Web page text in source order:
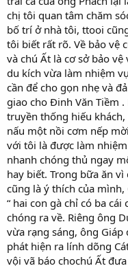
chị tôi quan tâm chăm
bố trí ở nhà tôi, ttooi
tôi biết rất rõ. Về bảo vệ
và chú Ất là cơ sở bảo
du kích vừa làm nhiệm
cần để cho gọn nhẹ và
giao cho Đinh Văn Tiềm
truyền thống hiếu
nấu một nồi cơm nếp
với tôi là được làm
nhanh chóng thủ ngay
hay biết. Trong bữa ăn
cũng là ý thích của
“ hai con gà chỉ có ba
chóng ra về. Riêng ông
vừa rạng sáng, ông
phát hiện ra lính dõng
vội vã báo chochú Ất